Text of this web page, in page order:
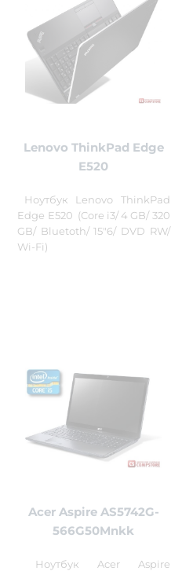
Lenovo ThinkPad Edge
E520
Ноутбук Lenovo ThinkPad
Edge E520 (Core i3/ 4 GB/ 320
GB/ Bluetoth/ 15"6/ DVD RW/
Wi-Fi)
Acer Aspire AS5742G-
566G50Mnkk
Ноутбук Acer Aspire